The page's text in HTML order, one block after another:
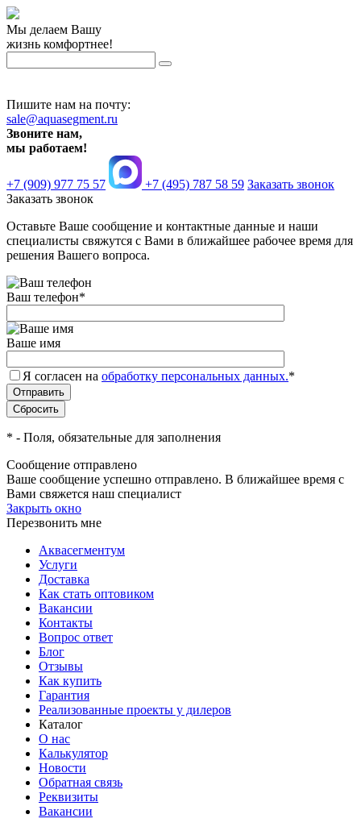
Мы делаем Вашу
жизнь комфортнее!
Пишите нам на почту:
sale@aquasegment.ru
Звоните нам,
мы работаем!
+7 (909) 977 75 57 +7 (495) 787 58 59 Заказать звонок
Заказать звонок
Оставьте Ваше сообщение и контактные данные и наши
специалисты свяжутся с Вами в ближайшее рабочее время для
решения Вашего вопроса.
Ваш телефон*
Ваше имя
Я согласен на обработку персональных данных.*
* - Поля, обязательные для заполнения
Сообщение отправлено
Ваше сообщение успешно отправлено. В ближайшее время с
Вами свяжется наш специалист
Закрыть окно
Перезвонить мне
Аквасегментум
Услуги
Доставка
Как стать оптовиком
Вакансии
Контакты
Вопрос ответ
Блог
Отзывы
Как купить
Гарантия
Реализованные проекты у дилеров
Каталог
О нас
Калькулятор
Новости
Обратная связь
Реквизиты
Вакансии